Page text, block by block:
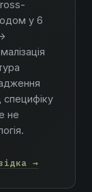
у 6
специфіку
не
→